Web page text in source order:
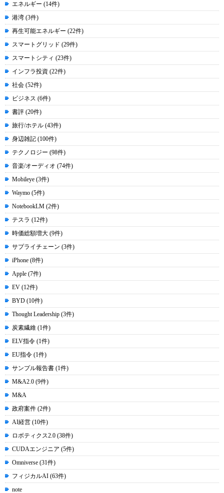
エネルギー (14件)
港湾 (3件)
再生可能エネルギー (22件)
スマートグリッド (29件)
スマートシティ (23件)
インフラ投資 (22件)
社会 (52件)
ビジネス (6件)
書評 (20件)
旅行/ホテル (43件)
身辺雑記 (100件)
テクノロジー (98件)
音楽/オーディオ (74件)
Mobileye (3件)
Waymo (5件)
NotebookLM (2件)
テスラ (12件)
時価総額増大 (9件)
サプライチェーン (3件)
iPhone (8件)
Apple (7件)
EV (12件)
BYD (10件)
Thought Leadership (3件)
炭素繊維 (1件)
ELV指令 (1件)
EU指令 (1件)
サンプル報告書 (1件)
M&A2.0 (9件)
M&A
政府案件 (2件)
AI経営 (10件)
ロボティクス2.0 (38件)
CUDAエンジニア (5件)
Omniverse (31件)
フィジカルAI (63件)
note